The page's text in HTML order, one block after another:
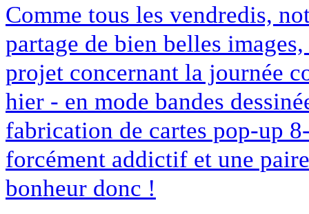
Comme tous les vendredis,
partage de bien belles
projet concernant la journée
hier - en mode bandes
fabrication de cartes pop-up
forcément addictif et une
bonheur donc !